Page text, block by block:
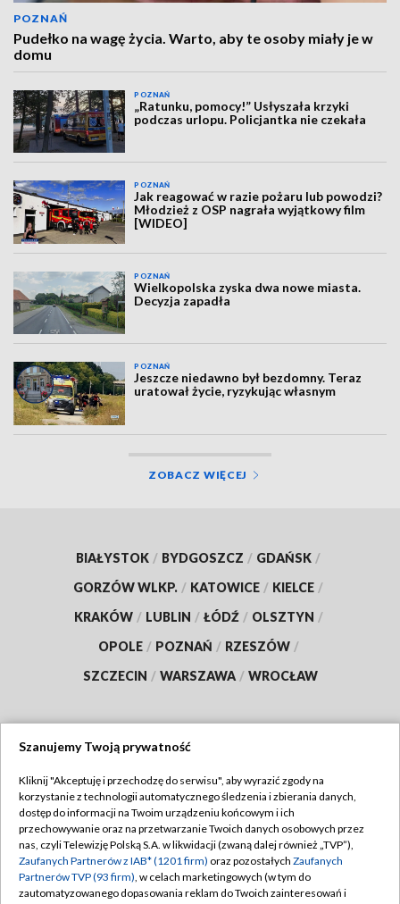
POZNAŃ
Pudełko na wagę życia. Warto, aby te osoby miały je w
domu
POZNAŃ
„Ratunku, pomocy!” Usłyszała krzyki
podczas urlopu. Policjantka nie czekała
POZNAŃ
Jak reagować w razie pożaru lub powodzi?
Młodzież z OSP nagrała wyjątkowy film
[WIDEO]
POZNAŃ
Wielkopolska zyska dwa nowe miasta.
Decyzja zapadła
POZNAŃ
Jeszcze niedawno był bezdomny. Teraz
uratował życie, ryzykując własnym
ZOBACZ WIĘCEJ
BIAŁYSTOK / BYDGOSZCZ / GDAŃSK /
GORZÓW WLKP. / KATOWICE / KIELCE /
KRAKÓW / LUBLIN / ŁÓDŹ / OLSZTYN /
OPOLE / POZNAŃ / RZESZÓW /
SZCZECIN / WARSZAWA / WROCŁAW
TVP
Abonament TVP
Emisja w TVP
Centrum informacji TVP
Regulamin TVP
Polityka prywatności
Moje zgody
Szanujemy Twoją prywatność
Kliknij "Akceptuję i przechodzę do serwisu", aby wyrazić zgody na
korzystanie z technologii automatycznego śledzenia i zbierania danych,
dostęp do informacji na Twoim urządzeniu końcowym i ich
przechowywanie oraz na przetwarzanie Twoich danych osobowych przez
nas, czyli Telewizję Polską S.A. w likwidacji (zwaną dalej również „TVP”),
Zaufanych Partnerów z IAB* (1201 firm) oraz pozostałych Zaufanych
Partnerów TVP (93 firm), w celach marketingowych (w tym do
zautomatyzowanego dopasowania reklam do Twoich zainteresowań i